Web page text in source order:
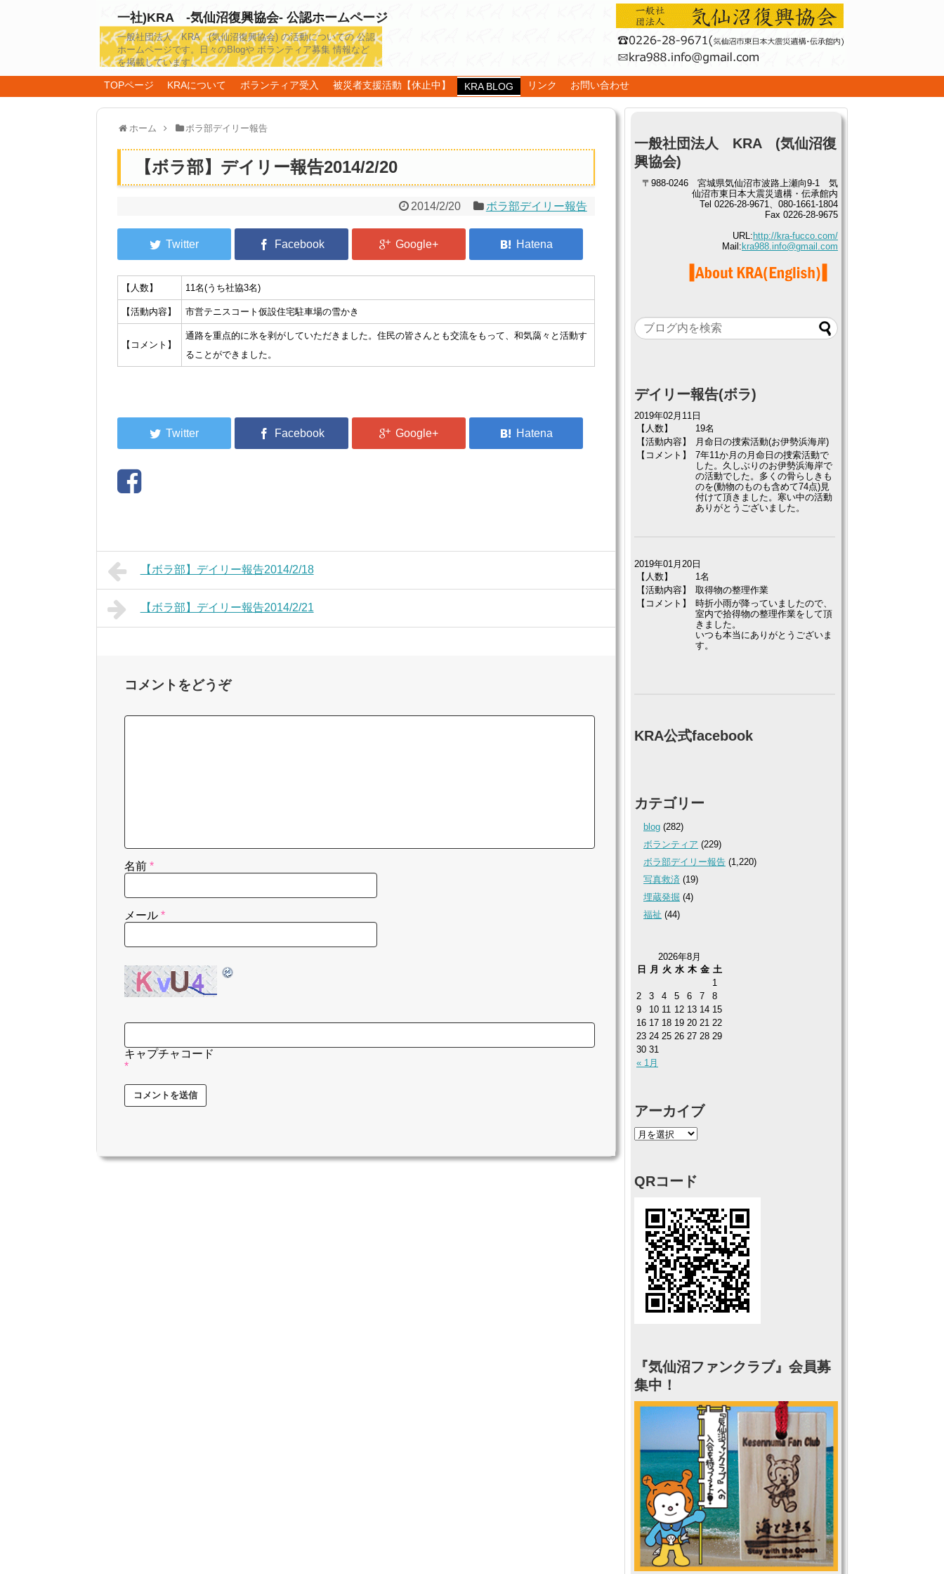
一社)KRA -気仙沼復興協会- 公認ホームページ
一般社団法人 KRA (気仙沼復興協会) の活動についての 公認
ホームページです。日々のBlogや ボランティア募集 情報など
を掲載しています。
TOPページ KRAについて ボランティア受入 被災者支援活動【休止中】 KRA BLOG リンク お問い合わせ
ホーム ボラ部デイリー報告
【ボラ部】デイリー報告2014/2/20
2014/2/20 ボラ部デイリー報告
【人数】 11名(うち社協3名)
【活動内容】 市営テニスコート仮設住宅駐車場の雪かき
【コメント】
通路を重点的に氷を剥がしていただきました。住民の皆さんとも交流をもって、和気藹々と活動す
ることができました。
【ボラ部】デイリー報告2014/2/18
【ボラ部】デイリー報告2014/2/21
コメントをどうぞ
名前 *
メール *
キャプチャコード
*
一般社団法人 KRA (気仙沼復
興協会)
〒988-0246 宮城県気仙沼市波路上瀬向9-1 気
仙沼市東日本大震災遺構・伝承館内
Tel 0226-28-9671、080-1661-1804
Fax 0226-28-9675
URL: http://kra-fucco.com/
Mail: kra988.info@gmail.com
デイリー報告(ボラ)
2019年02月11日
【人数】
19名
【活動内容】
月命日の捜索活動(お伊勢浜海岸)
【コメント】
7年11か月の月命日の捜索活動で
した。久しぶりのお伊勢浜海岸で
の活動でした。多くの骨らしきも
のを(動物のものも含めて74点)見
付けて頂きました。寒い中の活動
ありがとうございました。
2019年01月20日
【人数】
1名
【活動内容】
取得物の整理作業
【コメント】
時折小雨が降っていましたので、
室内で拾得物の整理作業をして頂
きました。
いつも本当にありがとうございま
す。
KRA公式facebook
カテゴリー
blog (282)
ボランティア (229)
ボラ部デイリー報告 (1,220)
写真救済 (19)
埋蔵発掘 (4)
福祉 (44)
2026年8月
日
月 火 水 木 金 土
« 1月
1
2
3 4 5 6 7
8
9
10 11 12 13 14 15
16 17 18 19 20 21 22
23 24 25 26 27 28 29
30 31
アーカイブ
QRコード
『気仙沼ファンクラブ』会員募
集中！